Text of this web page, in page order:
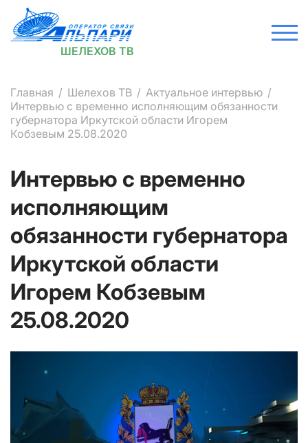
ШЕЛЕХОВ ТВ
Главная Шелехов ТВ
Актуальное интервью
Интервью с временно исполняющим обязанности
губернатора Иркутской области Игорем
Кобзевым 25.08.2020
Интервью с временно
исполняющим
обязанности губернатора
Иркутской области
Игорем Кобзевым
25.08.2020